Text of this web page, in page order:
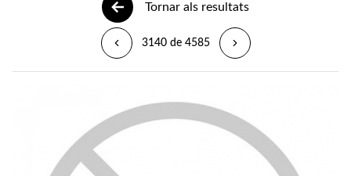
Tornar als resultats
3140 de 4585